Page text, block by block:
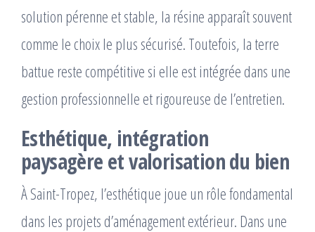
solution pérenne et stable, la résine apparaît souvent
comme le choix le plus sécurisé. Toutefois, la terre
battue reste compétitive si elle est intégrée dans une
gestion professionnelle et rigoureuse de l’entretien.
Esthétique, intégration
paysagère et valorisation du bien
À Saint-Tropez, l’esthétique joue un rôle fondamental
dans les projets d’aménagement extérieur. Dans une